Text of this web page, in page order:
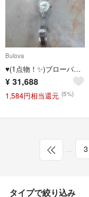
Bulova
♥(1点物！✨)ブローバー BULOVAウオッチヴィンテージ手巻き時計
¥ 31,688
1,584円相当還元 (5%)
… 3
タイプで絞り込み